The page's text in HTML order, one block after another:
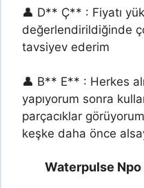
👤 D** Ç** : Fiyatı
değerlendirildiğinde
tavsiyev ederim
👤 B** E** : Herkes
yapıyorum sonra
parçacıklar
keşke daha önce
Waterpulse